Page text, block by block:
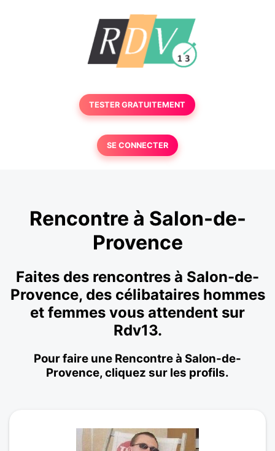
TESTER GRATUITEMENT
SE CONNECTER
Rencontre à Salon-de-
Provence
Faites des rencontres à Salon-de-
Provence, des célibataires hommes
et femmes vous attendent sur
Rdv13.
Pour faire une Rencontre à Salon-de-
Provence, cliquez sur les profils.